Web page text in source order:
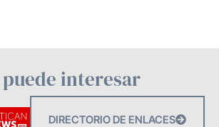
puede interesar
DIRECTORIO DE ENLACES